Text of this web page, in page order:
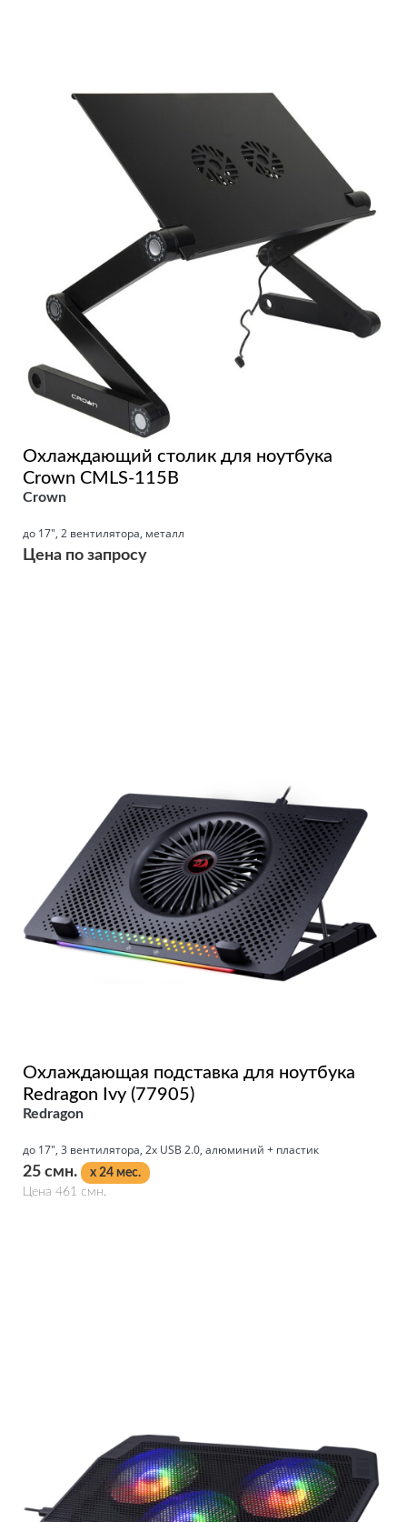
Охлаждающий столик для ноутбука
Crown CMLS-115B
Crown
до 17", 2 вентилятора, металл
Цена по запросу
Охлаждающая подставка для ноутбука
Redragon Ivy (77905)
Redragon
до 17", 3 вентилятора, 2x USB 2.0, алюминий + пластик
25 смн.
x 24 мес.
Цена 461 смн.